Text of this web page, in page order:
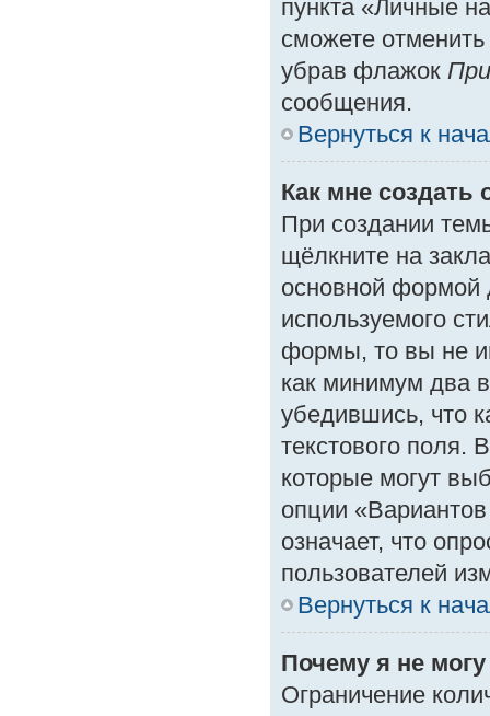
пункта «Личные
сможете
убрав флажок
сообщения.
Вернуться к
Как мне создать
При создании
щёлкните на
основной формой
используемого
формы, то вы не
как минимум два
убедившись, что
текстового поля.
которые могут
опции
означает, что
пользователей
Вернуться к
Почему я не
Ограничение